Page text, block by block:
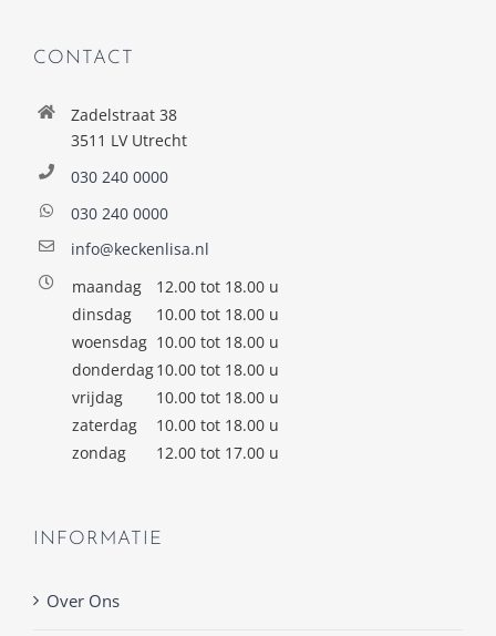
CONTACT
Zadelstraat 38
3511 LV Utrecht
030 240 0000
030 240 0000
info@keckenlisa.nl
maandag
12.00 tot 18.00 u
dinsdag
10.00 tot 18.00 u
woensdag 10.00 tot 18.00 u
donderdag10.00 tot 18.00 u
vrijdag
10.00 tot 18.00 u
zaterdag
10.00 tot 18.00 u
zondag
12.00 tot 17.00 u
INFORMATIE
Over Ons